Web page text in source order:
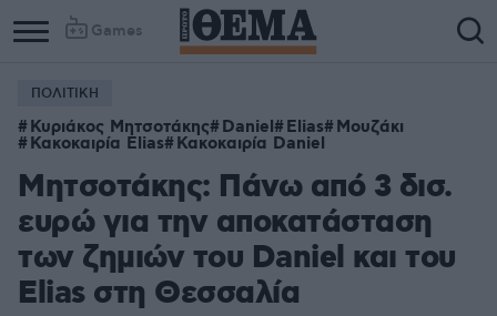
Games
ΠΟΛΙΤΙΚΗ
Κυριάκος Μητσοτάκης Daniel Elias Μουζάκι
Κακοκαιρία Elias Κακοκαιρία Daniel
Μητσοτάκης: Πάνω από 3 δισ.
ευρώ για την αποκατάσταση
των ζημιών του Daniel και του
Elias στη Θεσσαλία